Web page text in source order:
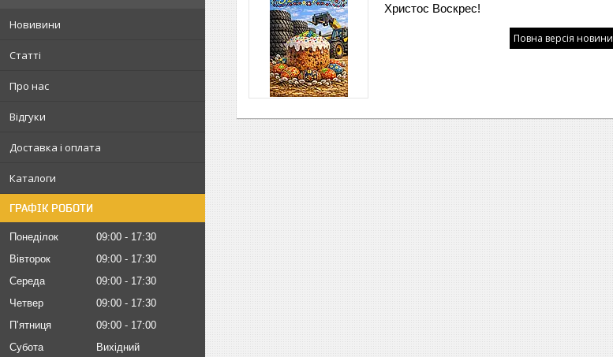
Новивини
Статті
Про нас
Відгуки
Доставка і оплата
Каталоги
ГРАФІК РОБОТИ
Понеділок 09:00
17:30
Вівторок
09:00
17:30
Середа
09:00
17:30
Четвер
09:00
17:30
Пʼятниця
09:00
17:00
Субота
Вихідний
Христос Воскрес!
Повна версія новини